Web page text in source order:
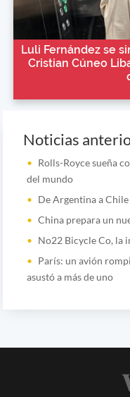
Luli Fernández se
Cristian Cúneo
Noticias
Rolls-Royce sueña
del mundo
De Argentina a
China prepara un
No22 Bicycle Co, la
París: un avión
asustó a más de uno